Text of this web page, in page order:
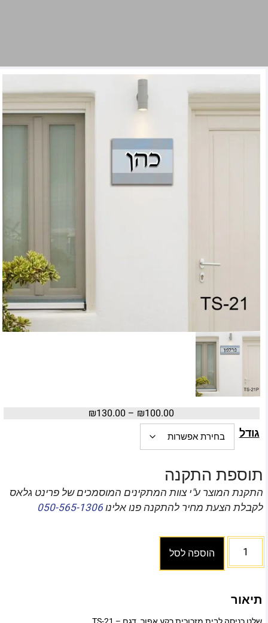
₪100.00
–
₪130.00
גודל
תוספת התקנה
התקנת המוצר ע"י צוות המתקינים המוסמכים של פרינט גלאס
לקבלת הצעת מחיר להתקנה פנו אלינו050-565-1306
הוספה לסל
תיאור